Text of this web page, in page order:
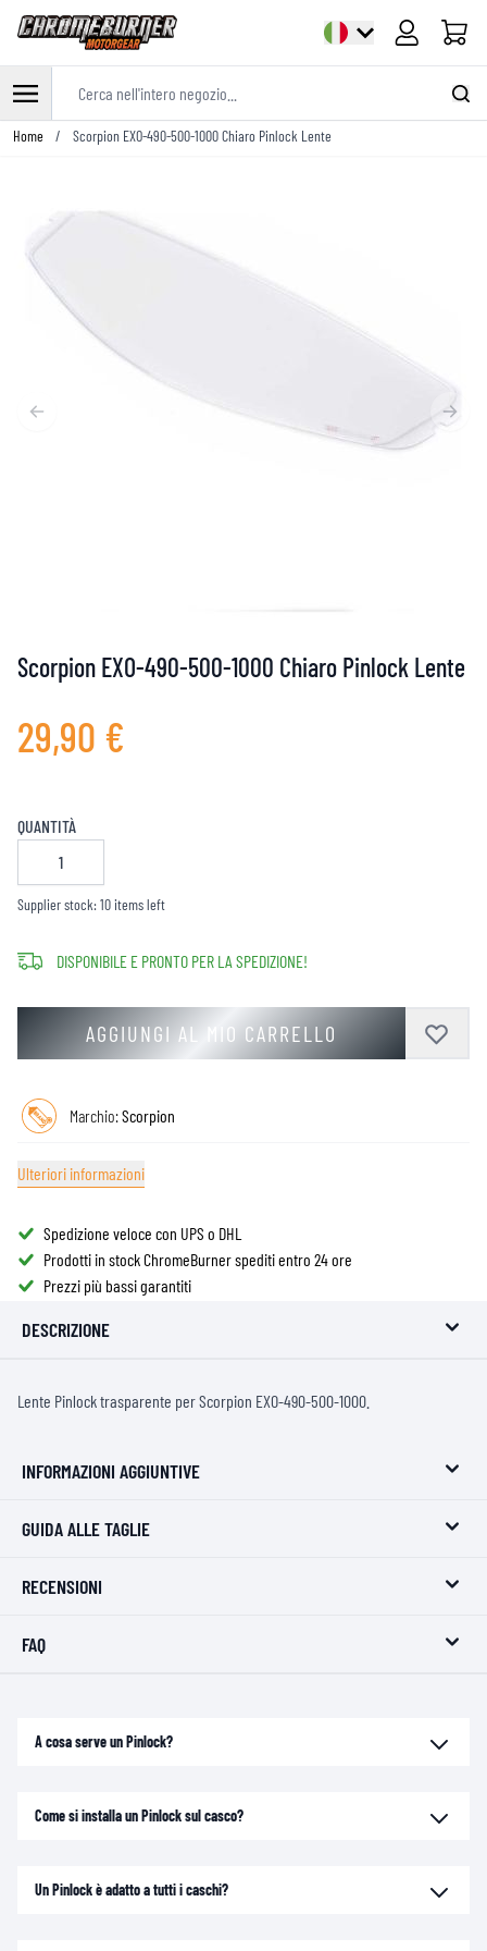
Cart
Salta al contenuto
Home / Scorpion EXO-490-500-1000 Chiaro Pinlock Lente
Scorpion EXO-490-500-1000 Chiaro Pinlock Lente
29,90 €
QUANTITÀ
Supplier stock: 10 items left
DISPONIBILE E PRONTO PER LA SPEDIZIONE!
AGGIUNGI AL MIO CARRELLO
Marchio:Scorpion
Ulteriori informazioni
Spedizione veloce con UPS o DHL
Prodotti in stock ChromeBurner spediti entro 24 ore
Prezzi più bassi garantiti
DESCRIZIONE
Lente Pinlock trasparente per Scorpion EXO-490-500-1000.
INFORMAZIONI AGGIUNTIVE
GUIDA ALLE TAGLIE
RECENSIONI
FAQ
A cosa serve un Pinlock?
Come si installa un Pinlock sul casco?
Un Pinlock è adatto a tutti i caschi?